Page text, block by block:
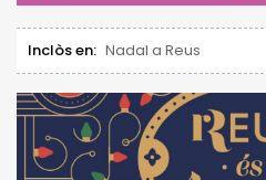
Inclòs en: Nadal a Reus